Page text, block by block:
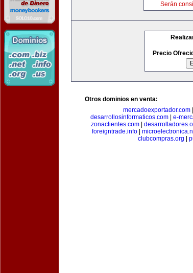
Serán
Precio
Otros dominios en venta:
mercadoexportador.com|
desarrollosinformaticos.com| e-
zonaclientes.com|
foreigntrade.info
clubcompras.org